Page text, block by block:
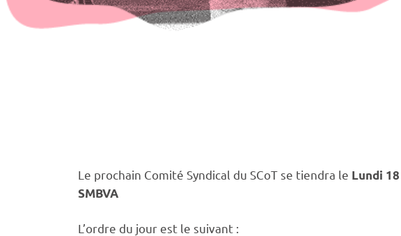
Le prochain Comité Syndical du SCoT se tiendra le Lundi
SMBVA
L’ordre du jour est le suivant :